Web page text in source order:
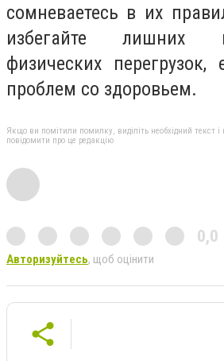
сомневаетесь в их
избегайте лишних
физических перегрузок,
проблем со здоровьем.
Якщо ви помітили помилку, виділіть необхідний текст
повідомити про це редакцію
0,0
Авторизуйтесь, щоб оцінити